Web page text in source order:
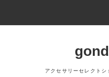
アクセサリーセレクト